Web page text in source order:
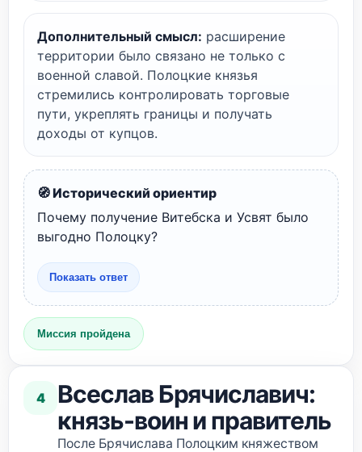
Дополнительный смысл: расширение
территории было связано не только с
военной славой. Полоцкие князья
стремились контролировать торговые
пути, укреплять границы и получать
доходы от купцов.
🧭 Исторический ориентир
Почему получение Витебска и Усвят было
выгодно Полоцку?
Показать ответ
Миссия пройдена
4
Всеслав Брячиславич:
князь-воин и правитель
После Брячислава Полоцким княжеством